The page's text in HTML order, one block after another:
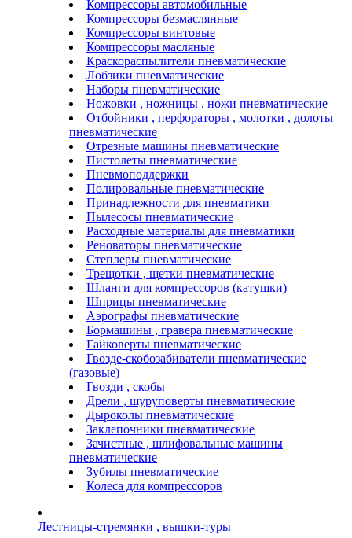
Компрессоры автомобильные
Компрессоры безмаслянные
Компрессоры винтовые
Компрессоры масляные
Краскораспылители пневматические
Лобзики пневматические
Наборы пневматические
Ножовки , ножницы , ножи пневматические
Отбойники , перфораторы , молотки , долоты
пневматические
Отрезные машины пневматические
Пистолеты пневматические
Пневмоподдержки
Полировальные пневматические
Принадлежности для пневматики
Пылесосы пневматические
Расходные материалы для пневматики
Реноваторы пневматические
Степлеры пневматические
Трещотки , щетки пневматические
Шланги для компрессоров (катушки)
Шприцы пневматические
Аэрографы пневматические
Бормашины , гравера пневматические
Гайковерты пневматические
Гвозде-скобозабиватели пневматические
(газовые)
Гвозди , скобы
Дрели , шуруповерты пневматические
Дыроколы пневматические
Заклепочники пневматические
Зачистные , шлифовальные машины
пневматические
Зубилы пневматические
Колеса для компрессоров
Лестницы-стремянки , вышки-туры